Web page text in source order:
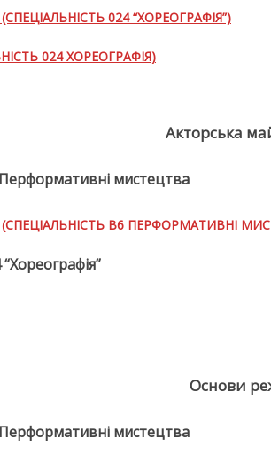
024 “ХОРЕОГРАФІЯ”)
024 ХОРЕОГРАФІЯ)
Акторська
мистецтва
В6 ПЕРФОРМАТИВНІ
Основи
мистецтва